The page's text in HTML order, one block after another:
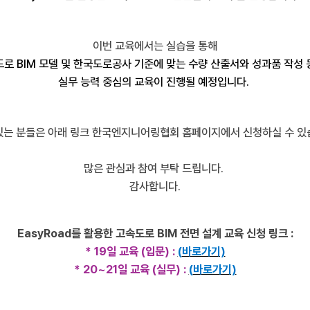
이번 교육에서는 실습을 통해
로 BIM 모델 및 한국도로공사 기준에 맞는 수량 산출서와 성과품 작성
실무 능력 중심의 교육이 진행될 예정입니다.
는 분들은 아래 링크 한국엔지니어링협회 홈페이지에서 신청하실 수 있
많은 관심과 참여 부탁 드립니다.
감사합니다.
EasyRoad를 활용한 고속도로BIM 전면 설계 교육 신청 링크:
* 19일 교육(입문) : (바로가기)
* 20~21일 교육(실무) : (바로가기)